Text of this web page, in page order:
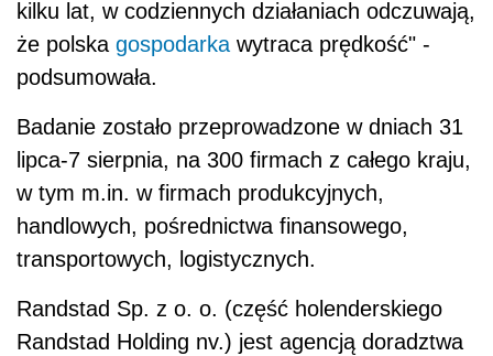
kilku lat, w codziennych działaniach odczuwają,
że polska gospodarkawytraca prędkość" -
podsumowała.
Badanie zostało przeprowadzone w dniach 31
lipca-7 sierpnia, na 300 firmach z całego kraju,
w tym m.in. w firmach produkcyjnych,
handlowych, pośrednictwa finansowego,
transportowych, logistycznych.
Randstad Sp. z o. o. (część holenderskiego
Randstad Holding nv.) jest agencją doradztwa